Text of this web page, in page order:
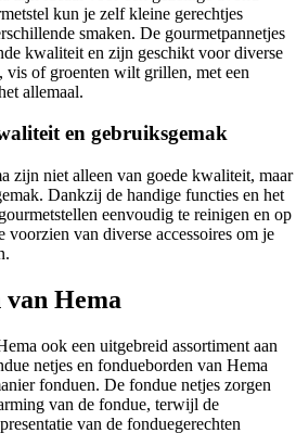
kun je zelf kleine gerechtjes
smaken. De gourmetpannetjes
kwaliteit en zijn geschikt voor diverse
vis of groenten wilt grillen, met een
allemaal.
en gebruiksgemak
zijn niet alleen van goede kwaliteit, maar
Dankzij de handige functies en het
eenvoudig te reinigen en op
van diverse accessoires om je
Hema
ook een uitgebreid assortiment aan
netjes en fondueborden van Hema
fonduen. De fondue netjes zorgen
van de fondue, terwijl de
van de fonduegerechten